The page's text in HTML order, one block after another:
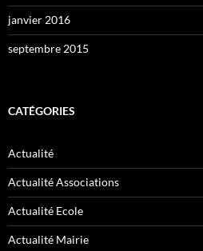
janvier 2016
septembre 2015
CATÉGORIES
Actualité
Actualité Associations
Actualité Ecole
Actualité Mairie